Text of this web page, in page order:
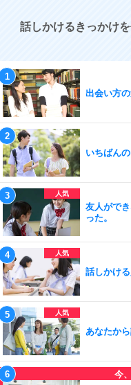
話しかけるきっかけ
出会い方
いちばん
友人がで
った。
話しかけ
あなたか